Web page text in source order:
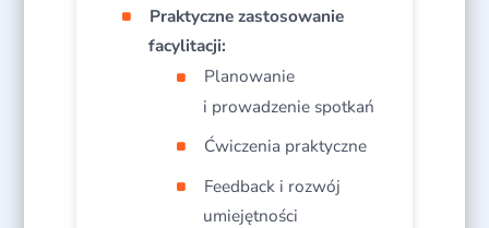
Praktyczne zastosowanie
facylitacji:
Planowanie
i prowadzenie spotkań​
Ćwiczenia praktyczne​
Feedback i rozwój
umiejętności​